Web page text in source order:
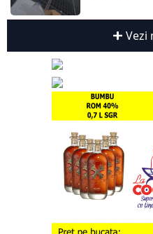
Vezi